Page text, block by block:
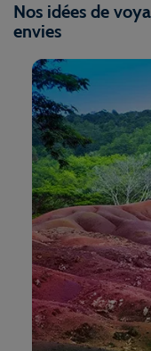
Nos idées de
envies